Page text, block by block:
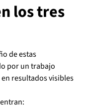
los tres
de estas
por un trabajo
resultados visibles